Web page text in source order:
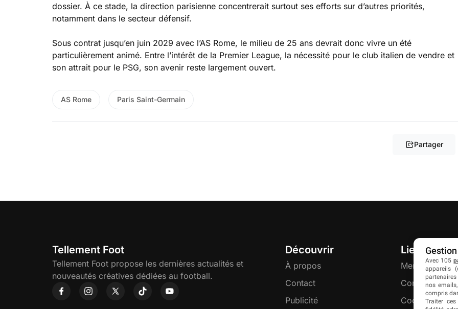
dossier. À ce stade, la direction parisienne concentrerait surtout ses efforts sur d’autres priorités,
notamment dans le secteur défensif.
Sous contrat jusqu’en juin 2029 avec l’AS Rome, le milieu de 25 ans devrait donc vivre un été
particulièrement animé. Entre l’intérêt de la Premier League, la nécessité pour le club italien de vendre et
son attrait pour le PSG, son avenir reste largement ouvert.
AS Rome Paris Saint-Germain
Partager
Tellement Foot
Tellement Foot propose les dernières actualités et
nouveautés créatives dédiées au football.
Découvrir
À propos
Contact
Publicité
Liens utiles
Mentions
Confidentialité
Cookies
Avec 105
appareils
nos
compris
Traiter ces